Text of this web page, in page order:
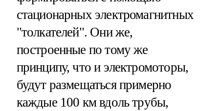
стационарных электромагнитных
"толкателей". Они же,
построенные по тому же
принципу, что и электромоторы,
будут размещаться примерно
каждые 100 км вдоль трубы,